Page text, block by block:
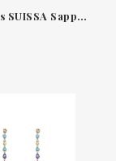
Arracades SUISSA Sapphire Flower JR4885D